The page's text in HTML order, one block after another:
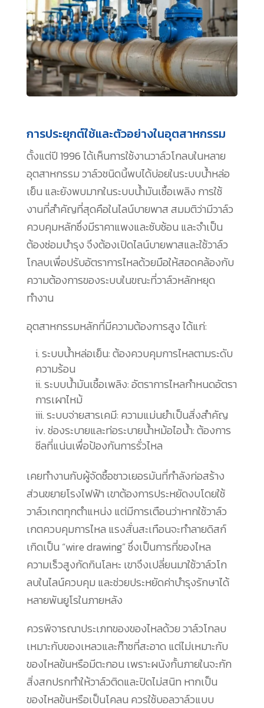
การประยุกต์ใช้และตัวอย่างในอุตสาหกรรม
ตั้งแต่ปี 1996 ได้เห็นการใช้งานวาล์วโกลบในหลาย
อุตสาหกรรม วาล์วชนิดนี้พบได้บ่อยในระบบน้ำหล่อ
เย็น และยังพบมากในระบบน้ำมันเชื้อเพลิง การใช้
งานที่สำคัญที่สุดคือในไลน์บายพาส สมมติว่ามีวาล์ว
ควบคุมหลักซึ่งมีราคาแพงและซับซ้อน และจำเป็น
ต้องซ่อมบำรุง จึงต้องเปิดไลน์บายพาสและใช้วาล์ว
โกลบเพื่อปรับอัตราการไหลด้วยมือให้สอดคล้องกับ
ความต้องการของระบบในขณะที่วาล์วหลักหยุด
ทำงาน
อุตสาหกรรมหลักที่มีความต้องการสูง ได้แก่:
ระบบน้ำหล่อเย็น: ต้องควบคุมการไหลตามระดับ
ความร้อน
ระบบน้ำมันเชื้อเพลิง: อัตราการไหลกำหนดอัตรา
การเผาไหม้
ระบบจ่ายสารเคมี: ความแม่นยำเป็นสิ่งสำคัญ
ช่องระบายและท่อระบายน้ำหม้อไอน้ำ: ต้องการ
ซีลที่แน่นเพื่อป้องกันการรั่วไหล
เคยทำงานกับผู้จัดซื้อชาวเยอรมันที่กำลังก่อสร้าง
ส่วนขยายโรงไฟฟ้า เขาต้องการประหยัดงบโดยใช้
วาล์วเกตทุกตำแหน่ง แต่มีการเตือนว่าหากใช้วาล์ว
เกตควบคุมการไหล แรงสั่นสะเทือนจะทำลายดิสก์
เกิดเป็น “wire drawing” ซึ่งเป็นการที่ของไหล
ความเร็วสูงกัดกินโลหะ เขาจึงเปลี่ยนมาใช้วาล์วโก
ลบในไลน์ควบคุม และช่วยประหยัดค่าบำรุงรักษาได้
หลายพันยูโรในภายหลัง
ควรพิจารณาประเภทของของไหลด้วย วาล์วโกลบ
เหมาะกับของเหลวและก๊าซที่สะอาด แต่ไม่เหมาะกับ
ของไหลข้นหรือมีตะกอน เพราะผนังกั้นภายในจะกัก
สิ่งสกปรกทำให้วาล์วติดและปิดไม่สนิท หากเป็น
ของไหลข้นหรือเป็นโคลน ควรใช้บอลวาล์วแบบ